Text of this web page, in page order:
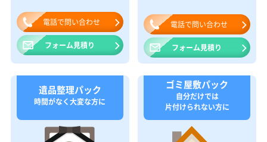
電話で問い合わせ
フォーム見積り
電話で問い合わせ
フォーム見積り
遺品整理パック
時間がなく大変な方に
ゴミ屋敷パック
自分だけでは
片付けられない方に